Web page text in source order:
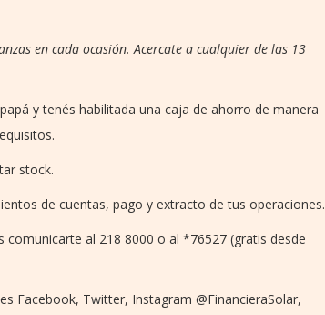
en cada ocasión. Acercate a cualquier de las 13
y tenés habilitada una caja de ahorro de manera
stock.
de cuentas, pago y extracto de tus operaciones.
al 218 8000 o al *76527 (gratis desde
Facebook, Twitter, Instagram @FinancieraSolar,